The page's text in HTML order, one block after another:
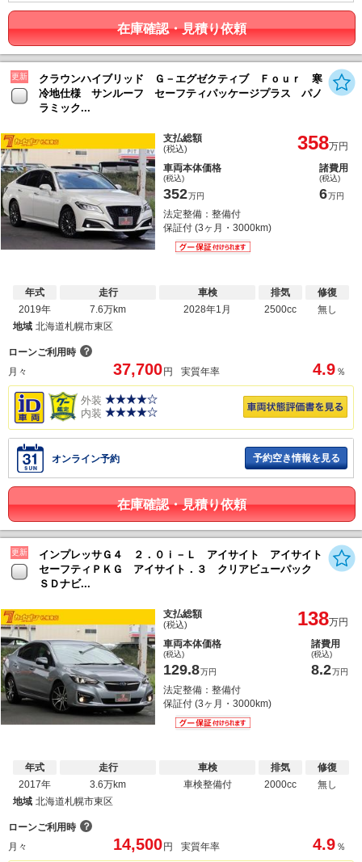
在庫確認・見積り依頼
更新
クラウンハイブリッド Ｇ－エグゼクティブ Ｆｏｕｒ 寒
冷地仕様 サンルーフ セーフティパッケージプラス パノ
ラミック...
支払総額
(税込) 358万円
車両本体価格
(税込)
352万円
諸費用
(税込)
6万円
法定整備：整備付
保証付 (3ヶ月・3000km)
年式
2019年
走行
7.6万km
車検
2028年1月
排気
2500cc
修復
無し
地域 北海道札幌市東区
ローンご利用時 ？
月々
37,700円 実質年率 4.9 ％
外装
内装
オンライン予約 予約空き情報を見る
在庫確認・見積り依頼
更新
インプレッサＧ４ ２．０ｉ－Ｌ アイサイト アイサイト
セーフティＰＫＧ アイサイト．３ クリアビューパック
ＳＤナビ...
支払総額
(税込) 138万円
車両本体価格
(税込)
129.8万円
諸費用
(税込)
8.2万円
法定整備：整備付
保証付 (3ヶ月・3000km)
年式
2017年
走行
3.6万km
車検
車検整備付
排気
2000cc
修復
無し
地域 北海道札幌市東区
ローンご利用時 ？
月々
14,500 円 実質年率 4.9 ％